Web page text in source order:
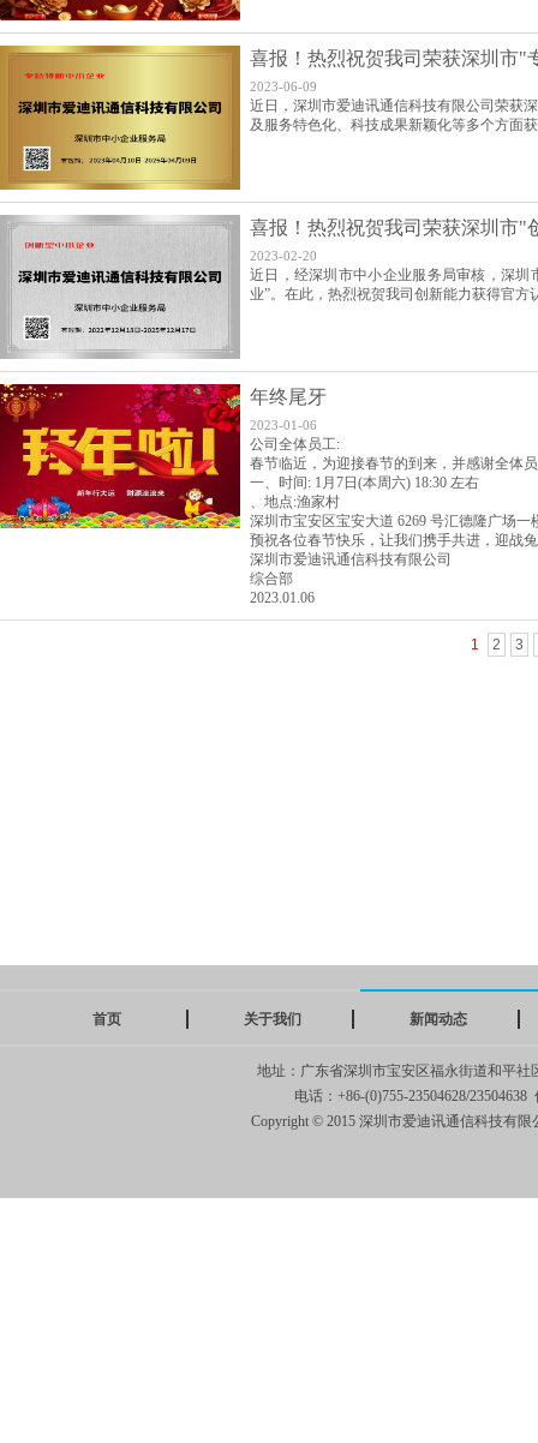
喜报！热烈祝贺我司荣获深圳市"
2023-06-09
近日，深圳市爱迪讯通信科技有限公司荣获
及服务特色化、科技成果新颖化等多个方面
喜报！热烈祝贺我司荣获深圳市"
2023-02-20
近日，经深圳市中小企业服务局审核，深
业”。在此，热烈祝贺我司创新能力获得官
年终尾牙
2023-01-06
公司全体员工:
春节临近，为迎接春节的到来，并感谢全体
一、时间: 1月7日(本周六) 18:30 左右
、地点:渔家村
深圳市宝安区宝安大道 6269 号汇德隆广场一
预祝各位春节快乐，让我们携手共进，迎战
深圳市爱迪讯通信科技有限公司
综合部
2023.01.06
1 2 3
首页 关于我们 新闻动态
地址：广东省深圳市宝安区福永街道和平
电话：+86-(0)755-23504628/23504638
Copyright © 2015 深圳市爱迪讯通信科技有